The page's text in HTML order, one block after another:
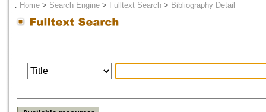
． Home > Search Engine > Fulltext Search > Bibliography Detail